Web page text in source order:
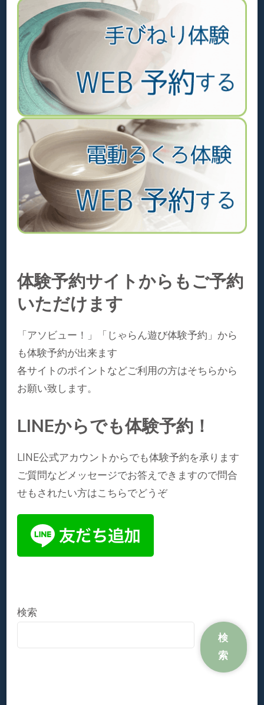
体験予約サイトからもご予約
いただけます
「アソビュー！」「じゃらん遊び体験予約」から
も体験予約が出来ます
各サイトのポイントなどご利用の方はそちらから
お願い致します。
LINEからでも体験予約！
LINE公式アカウントからでも体験予約を承ります
ご質問などメッセージでお答えできますので問合
せもされたい方はこちらでどうぞ
検索
検
索